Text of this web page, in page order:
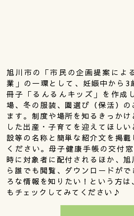
旭川市の「市民の企画提案によ
業」の一環として、妊娠中から3
冊子「るんるんキッズ」を作成
場、冬の服装、園選び（保活）
ます。制度や場所を知るきっか
した出産・子育てを迎えてほし
設等の名称と簡単な紹介文を掲
ください。母子健康手帳の交付
時に対象者に配付されるほか、
ら誰でも閲覧、ダウンロードが
ろな情報を知りたい！という方
もチェックしてみてください♪